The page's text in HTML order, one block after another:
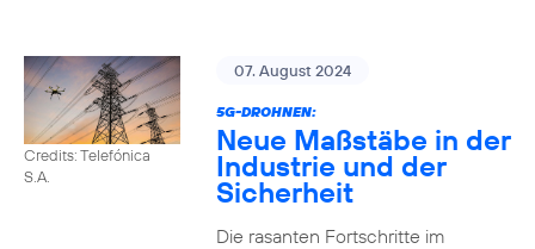
Credits: Telefónica
S.A.
07. August 2024
5G-DROHNEN:
Neue Maßstäbe in der
Industrie und der
Sicherheit
Die rasanten Fortschritte im